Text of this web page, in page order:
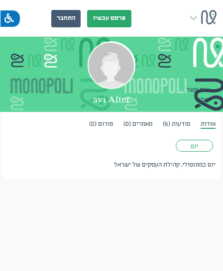
פרסם עכשיו התחבר
צור קשר
שתף
avi Alter
אודות מודעות (6) מאמרים (0) פורום (0)
יזם
יזם במונופולי, קהילת העסקים של ישראל